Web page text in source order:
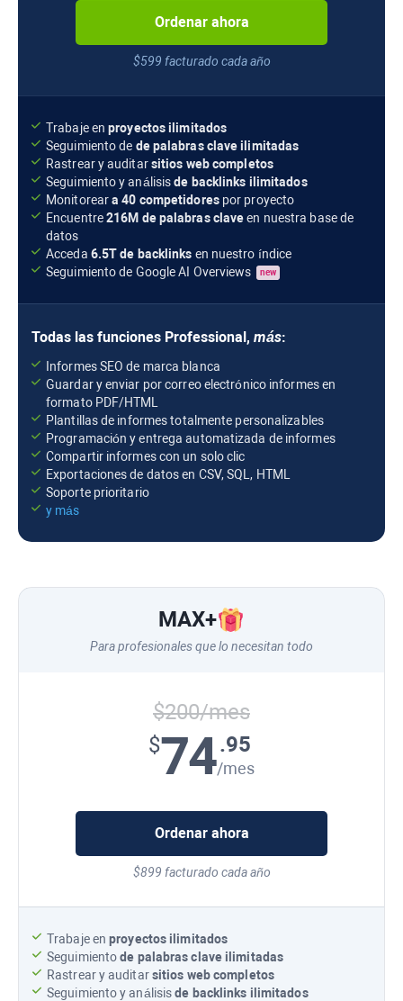
Ordenar ahora
$599 facturado cada año
Trabaje enproyectos ilimitados
Seguimiento de de palabras clave ilimitadas
Rastrear y auditarsitios web completos
Seguimiento y análisisde backlinks ilimitados
Monitoreara 40 competidorespor proyecto
Encuentre216M de palabras claveen nuestra base de
datos
Acceda 6.5Tde backlinks en nuestro índice
Seguimiento de Google AI Overviews new
Todas las funciones Professional, más:
Informes SEO de marca blanca
Guardar y enviar por correo electrónico informes en
formato PDF/HTML
Plantillas de informes totalmente personalizables
Programación y entrega automatizada de informes
Compartir informes con un solo clic
Exportaciones de datos en CSV, SQL, HTML
Soporte prioritario
y más
MAX+
Para profesionales que lo necesitan todo
$200/mes
$74.95
/mes
Ordenar ahora
$899 facturado cada año
Trabaje enproyectos ilimitados
Seguimientode palabras clave ilimitadas
Rastrear y auditarsitios web completos
Seguimiento y análisisde backlinks ilimitados